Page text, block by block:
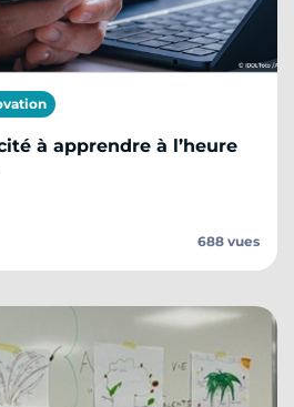
à apprendre à l’heure
688 vues